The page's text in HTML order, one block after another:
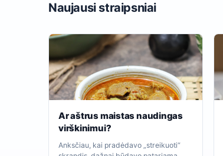
Naujausi straipsniai
Ar aštrus maistas naudingas
virškinimui?
Anksčiau, kai pradėdavo „streikuoti“